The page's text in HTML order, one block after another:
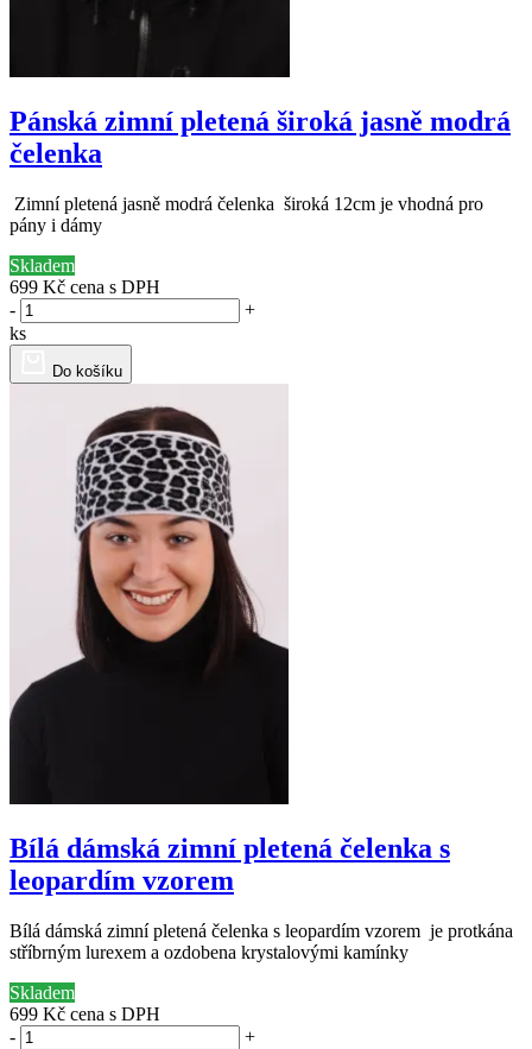
Pánská zimní pletená široká jasně modrá
čelenka
Zimní pletená jasně modrá čelenka široká 12cm je vhodná pro
pány i dámy
Skladem
699 Kč cena s DPH
-
+
ks
Do košíku
Bílá dámská zimní pletená čelenka s
leopardím vzorem
Bílá dámská zimní pletená čelenka s leopardím vzorem je protkána
stříbrným lurexem a ozdobena krystalovými kamínky
Skladem
699 Kč cena s DPH
-
+